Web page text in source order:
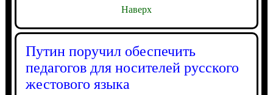
Наверх
Путин поручил обеспечить
педагогов для носителей русского
жестового языка